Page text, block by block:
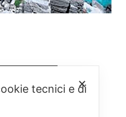
✕
tecnici e di